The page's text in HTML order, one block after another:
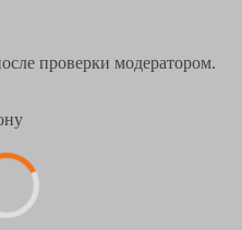
проверки модератором.